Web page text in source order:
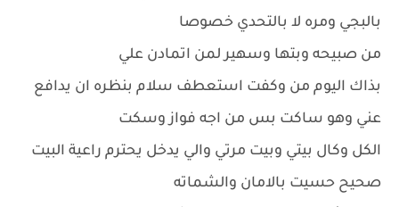
بالبجي ومره لا بالتحدي خصوصا
من صبيحه وبتها وسهير لمن اتمادن علي
بذاك اليوم من وكفت استعطف سلام بنظره ان يدافع
عني وهو ساكت بس من اجه فواز وسكت
الكل وكال بيتي وبيت مرتي والي يدخل يحترم راعية البيت
صحيح حسيت بالامان والشماته